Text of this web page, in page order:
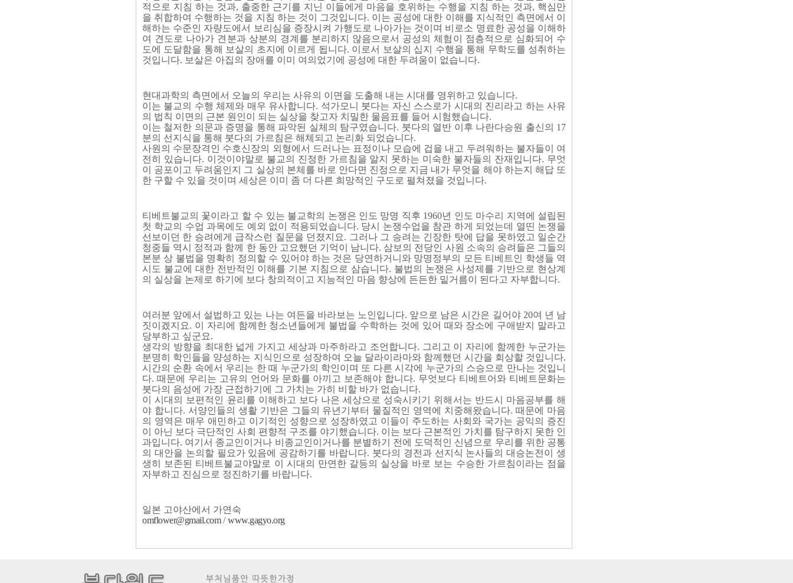
적으로 지침 하는 것과, 출중한 근기를 지닌 이들에게 마음을 호위하는 수행을 지침 하는 것과, 핵심만
을 취합하여 수행하는 것을 지침 하는 것이 그것입니다. 이는 공성에 대한 이해를 지식적인 측면에서 이
해하는 수준인 자량도에서 보리심을 증장시켜 가행도로 나아가는 것이며 비로소 명료한 공성을 이해하
여 견도로 나아가 견분과 상분의 경계를 분리하지 않음으로서 공성의 체험이 점층적으로 심화되어 수
도에 도달함을 통해 보살의 초지에 이르게 됩니다. 이로서 보살의 십지 수행을 통해 무학도를 성취하는
것입니다. 보살은 아집의 장애를 이미 여의었기에 공성에 대한 두려움이 없습니다.
현대과학의 측면에서 오늘의 우리는 사유의 이면을 도출해 내는 시대를 영위하고 있습니다.
이는 불교의 수행 체제와 매우 유사합니다. 석가모니 붓다는 자신 스스로가 시대의 진리라고 하는 사유
의 법칙 이면의 근본 원인이 되는 실상을 찾고자 치밀한 물음표를 들어 시험했습니다.
이는 철저한 의문과 증명을 통해 파악된 실체의 탐구였습니다. 붓다의 열반 이후 나란다승원 출신의 17
분의 선지식을 통해 붓다의 가르침은 해체되고 논리화 되었습니다.
사원의 수문장격인 수호신장의 외형에서 드러나는 표정이나 모습에 겁을 내고 두려워하는 불자들이 여
전히 있습니다. 이것이야말로 불교의 진정한 가르침을 알지 못하는 미숙한 불자들의 잔재입니다. 무엇
이 공포이고 두려움인지 그 실상의 본체를 바로 안다면 진정으로 지금 내가 무엇을 해야 하는지 해답 또
한 구할 수 있을 것이며 세상은 이미 좀 더 다른 희망적인 구도로 펼쳐졌을 것입니다.
티베트불교의 꽃이라고 할 수 있는 불교학의 논쟁은 인도 망명 직후 1960년 인도 마수리 지역에 설립된
첫 학교의 수업 과목에도 예외 없이 적용되었습니다. 당시 논쟁수업을 참관 하게 되었는데 열띤 논쟁을
선보이던 한 승려에게 급작스런 질문을 던졌지요. 그러나 그 승려는 긴장한 탓에 답을 못하였고 일순간
청중들 역시 정적과 함께 한 동안 고요했던 기억이 남니다. 삼보의 전당인 사원 소속의 승려들은 그들의
본분 상 불법을 명확히 정의할 수 있어야 하는 것은 당연하거니와 망명정부의 모든 티베트인 학생들 역
시도 불교에 대한 전반적인 이해를 기본 지침으로 삼습니다. 불법의 논쟁은 사성제를 기반으로 현상계
의 실상을 논제로 하기에 보다 창의적이고 지능적인 마음 향상에 든든한 밑거름이 된다고 자부합니다.
여러분 앞에서 설법하고 있는 나는 여든을 바라보는 노인입니다. 앞으로 남은 시간은 길어야 20여 년 남
짓이겠지요. 이 자리에 함께한 청소년들에게 불법을 수학하는 것에 있어 때와 장소에 구애받지 말라고
당부하고 싶군요.
생각의 방향을 최대한 넓게 가지고 세상과 마주하라고 조언합니다. 그리고 이 자리에 함께한 누군가는
분명히 학인들을 양성하는 지식인으로 성장하여 오늘 달라이라마와 함께했던 시간을 회상할 것입니다.
시간의 순환 속에서 우리는 한 때 누군가의 학인이며 또 다른 시각에 누군가의 스승으로 만나는 것입니
다. 때문에 우리는 고유의 언어와 문화를 아끼고 보존해야 합니다. 무엇보다 티베트어와 티베트문화는
붓다의 음성에 가장 근접하기에 그 가치는 가히 비할 바가 없습니다.
이 시대의 보편적인 윤리를 이해하고 보다 나은 세상으로 성숙시키기 위해서는 반드시 마음공부를 해
야 합니다. 서양인들의 생활 기반은 그들의 유년기부터 물질적인 영역에 치중해왔습니다. 때문에 마음
의 영역은 매우 애민하고 이기적인 성향으로 성장하였고 이들이 주도하는 사회와 국가는 공익의 증진
이 아닌 보다 극단적인 사회 편향적 구조를 야기했습니다. 이는 보다 근본적인 가치를 탐구하지 못한 인
과입니다. 여기서 종교인이거나 비종교인이거나를 분별하기 전에 도덕적인 신념으로 우리를 위한 공통
의 대안을 논의할 필요가 있음에 공감하기를 바랍니다. 붓다의 경전과 선지식 논사들의 대승논전이 생
생히 보존된 티베트불교야말로 이 시대의 만연한 갈등의 실상을 바로 보는 수승한 가르침이라는 점을
자부하고 진심으로 정진하기를 바랍니다.
일본 고야산에서 가연숙
omflower@gmail.com/www.gagyo.org